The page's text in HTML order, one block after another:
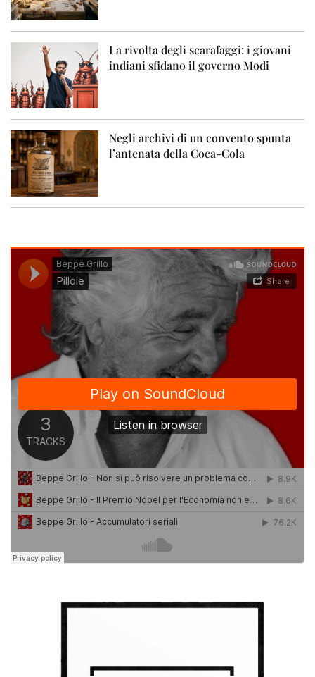
La rivolta degli scarafaggi: i giovani
indiani sfidano il governo Modi
Negli archivi di un convento spunta
l’antenata della Coca-Cola